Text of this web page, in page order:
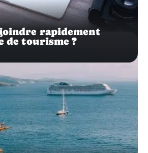
rapidement
de tourisme ?